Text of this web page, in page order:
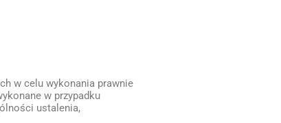
w celu wykonania prawnie
w przypadku
ustalenia,